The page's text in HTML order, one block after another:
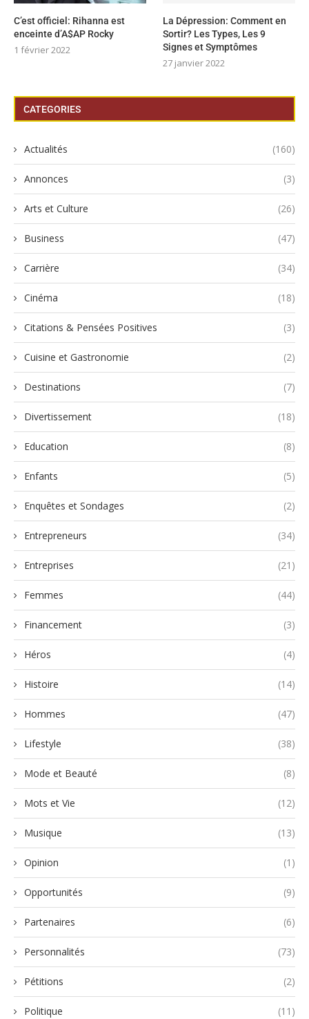
C’est officiel: Rihanna est
enceinte d’A$AP Rocky
1 février 2022
La Dépression: Comment en
Sortir? Les Types, Les 9
Signes et Symptômes
27 janvier 2022
CATEGORIES
Actualités (160)
Annonces (3)
Arts et Culture (26)
Business (47)
Carrière (34)
Cinéma (18)
Citations & Pensées Positives (3)
Cuisine et Gastronomie (2)
Destinations (7)
Divertissement (18)
Education (8)
Enfants (5)
Enquêtes et Sondages (2)
Entrepreneurs (34)
Entreprises (21)
Femmes (44)
Financement (3)
Héros (4)
Histoire (14)
Hommes (47)
Lifestyle (38)
Mode et Beauté (8)
Mots et Vie (12)
Musique (13)
Opinion (1)
Opportunités (9)
Partenaires (6)
Personnalités (73)
Pétitions (2)
Politique (11)